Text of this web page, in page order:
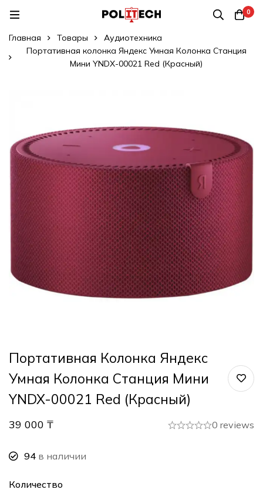
0
Главная Товары
Аудиотехника
Портативная колонка Яндекс Умная Колонка Станция
Мини YNDX-00021 Red (Красный)
Портативная Колонка Яндекс
Умная Колонка Станция Мини
YNDX-00021 Red (Красный)
39 000 ₸ 0 reviews
94 в наличии
Количество